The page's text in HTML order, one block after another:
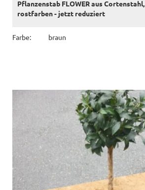
Pflanzenstab FLOWER aus Cortenstahl,
rostfarben - jetzt reduziert
Farbe: braun